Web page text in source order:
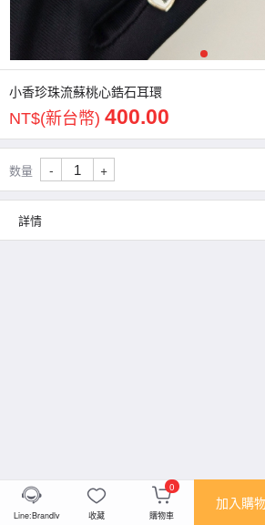
1
小香珍珠流蘇桃心鋯石耳環
NT$(新台幣) 400.00
数量 - +
詳情
Line:Brandlv 收藏
0
購物車
加入購